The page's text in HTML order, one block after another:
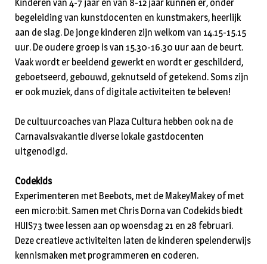
Kinderen van 4-7 jaar en van 8-12 jaar kunnen er, onder
begeleiding van kunstdocenten en kunstmakers, heerlijk
aan de slag. De jonge kinderen zijn welkom van 14.15-15.15
uur. De oudere groep is van 15.30-16.30 uur aan de beurt.
Vaak wordt er beeldend gewerkt en wordt er geschilderd,
geboetseerd, gebouwd, geknutseld of getekend. Soms zijn
er ook muziek, dans of digitale activiteiten te beleven!
De cultuurcoaches van Plaza Cultura hebben ook na de
Carnavalsvakantie diverse lokale gastdocenten
uitgenodigd.
Codekids
Experimenteren met Beebots, met de MakeyMakey of met
een micro:bit. Samen met Chris Dorna van Codekids biedt
HUIS73 twee lessen aan op woensdag 21 en 28 februari.
Deze creatieve activiteiten laten de kinderen spelenderwijs
kennismaken met programmeren en coderen.